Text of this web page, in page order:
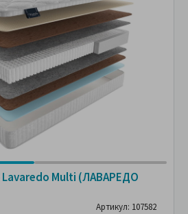
Lavaredo Multi (ЛАВАРЕДО
Артикул: 107582